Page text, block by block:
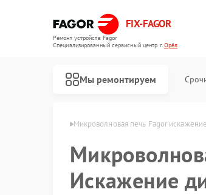
FIX-FAGOR
Ремонт устройств Fagor
Специализированный cервисный центр г.Орёл
Мы ремонтируем
Микроволновая печь Fagor
Искажение